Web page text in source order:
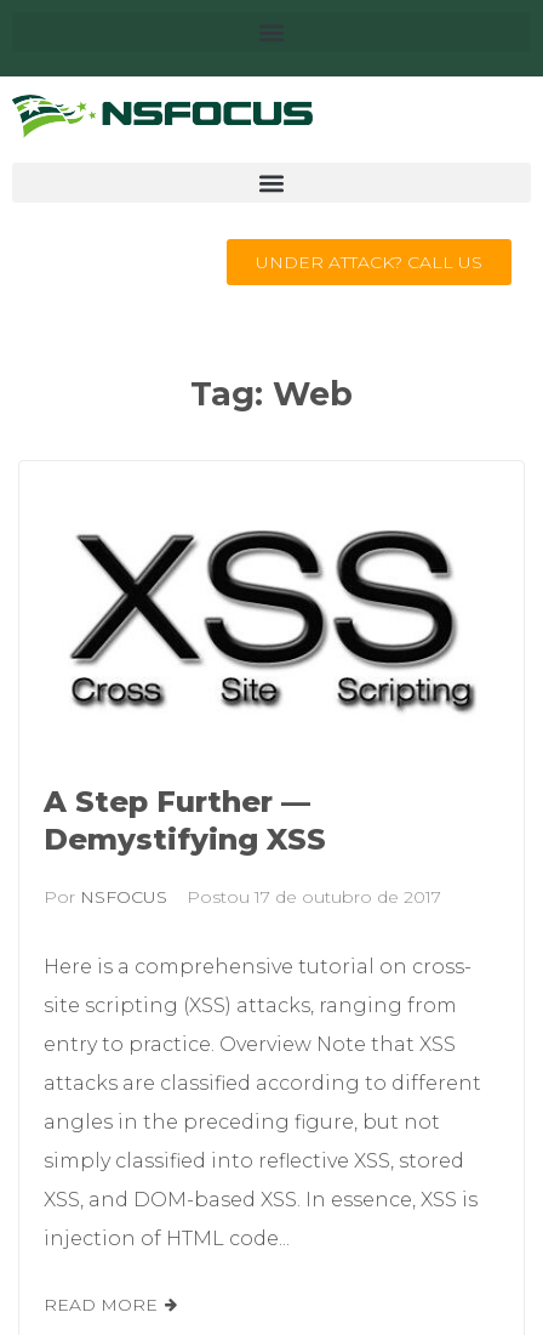
UNDER ATTACK? CALL US
Tag: Web
A Step Further —
Demystifying XSS
Por NSFOCUS Postou 17 de outubro de 2017
Here is a comprehensive tutorial on cross-
site scripting (XSS) attacks, ranging from
entry to practice. Overview Note that XSS
attacks are classified according to different
angles in the preceding figure, but not
simply classified into reflective XSS, stored
XSS, and DOM-based XSS. In essence, XSS is
injection of HTML code...
READ MORE